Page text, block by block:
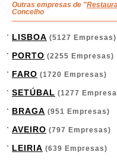
Outras empresas de "
Concelho
LISBOA (5127 Empresas)
PORTO (2255 Empresas)
FARO (1720 Empresas)
SETÚBAL (1277
BRAGA (951 Empresas)
AVEIRO (797 Empresas)
LEIRIA (639 Empresas)